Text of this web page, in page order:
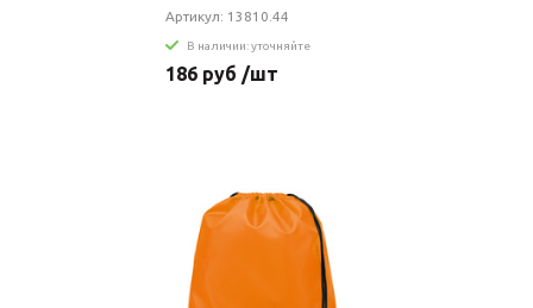
Артикул: 13810.44
В наличии: уточняйте
186 руб /шт